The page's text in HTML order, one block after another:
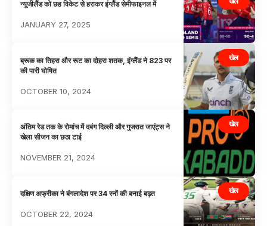
न्यूजीलैंड को छह विकेट से हराकर इंग्लैंड सेमीफाइनल में
JANUARY 27, 2025
खेल
ब्रूक का तिहरा और रूट का दोहरा शतक, इंग्लैंड ने 823 पर
की पारी घोषित
OCTOBER 10, 2024
खेल
अंतिम रेड तक के रोमांच में दबंग दिल्ली और गुजरात जाएंट्स ने
खेला सीजन का छठा टाई
NOVEMBER 21, 2024
खेल
दक्षिण अफ्रीका ने बंगलादेश पर 34 रनों की बनाई बढ़त
OCTOBER 22, 2024